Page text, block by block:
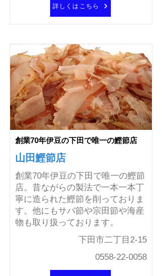
詳しくはこちら
創業70年伊豆の下田で唯一の鰹節店
山田鰹節店
創業70年伊豆の下田で唯一の鰹節
店。昔ながらの製法で一本一本丁
寧に造られた鰹節を削っておりま
す。他にもサバ節や宗田節や海産
物も取り扱っております。
下田市二丁目2-15
0558-22-0058